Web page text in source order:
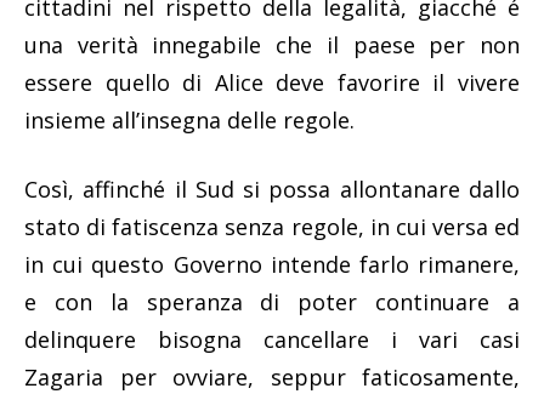
cittadini nel rispetto della legalità, giacché é
una verità innegabile che il paese per non
essere quello di Alice deve favorire il vivere
insieme all’insegna delle regole.
Così, affinché il Sud si possa allontanare dallo
stato di fatiscenza senza regole, in cui versa ed
in cui questo Governo intende farlo rimanere,
e con la speranza di poter continuare a
delinquere bisogna cancellare i vari casi
Zagaria per ovviare, seppur faticosamente,